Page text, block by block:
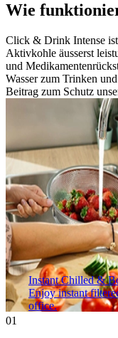
Instant Chilled &
Enjoy instant
office.
Wie
Click & Drink Intense
Aktivkohle äusserst
und
Wasser zum Trinken
Beitrag zum Schutz
01